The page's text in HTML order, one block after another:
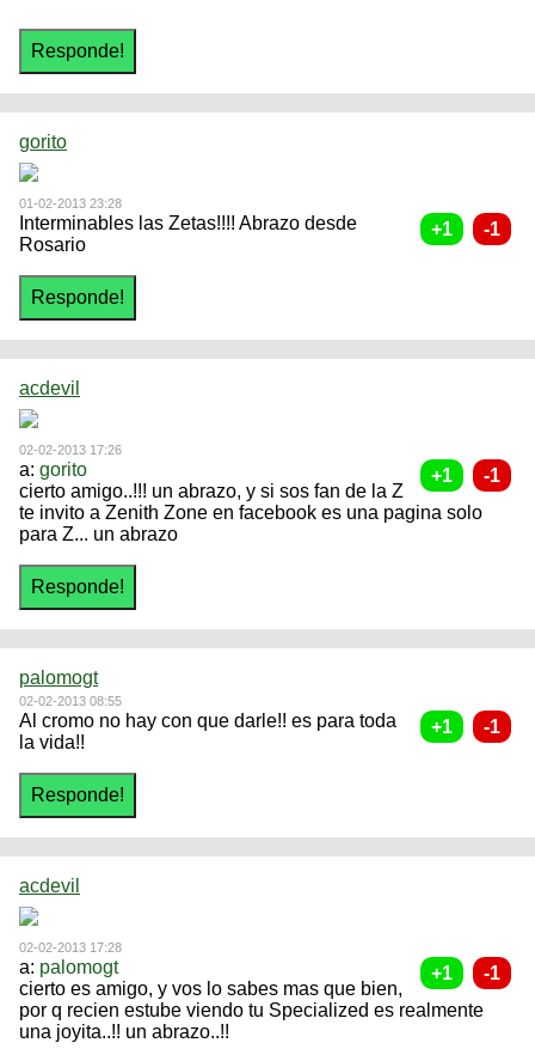
gorito
01-02-2013 23:28
Interminables las Zetas!!!! Abrazo desde
Rosario
acdevil
02-02-2013 17:26
a: gorito
cierto amigo..!!! un abrazo, y si sos fan de la Z
te invito a Zenith Zone en facebook es una pagina solo
para Z... un abrazo
palomogt
02-02-2013 08:55
Al cromo no hay con que darle!! es para toda
la vida!!
acdevil
02-02-2013 17:28
a: palomogt
cierto es amigo, y vos lo sabes mas que bien,
por q recien estube viendo tu Specialized es realmente
una joyita..!! un abrazo..!!